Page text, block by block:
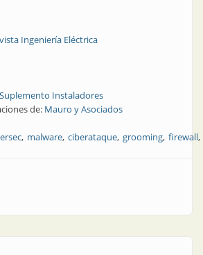
Ingeniería Eléctrica
Suplemento Instaladores
de: Mauro y Asociados
malware ciberataque grooming firewall
Seguridad electrónica: nuevas tendencias